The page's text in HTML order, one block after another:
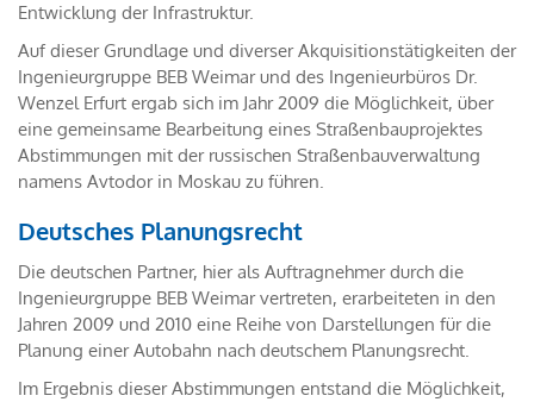
Entwicklung der Infrastruktur.
Auf dieser Grundlage und diverser Akquisitionstätigkeiten der
Ingenieurgruppe BEB Weimar und des Ingenieurbüros Dr.
Wenzel Erfurt ergab sich im Jahr 2009 die Möglichkeit, über
eine gemeinsame Bearbeitung eines Straßenbauprojektes
Abstimmungen mit der russischen Straßenbauverwaltung
namens Avtodor in Moskau zu führen.
Deutsches Planungsrecht
Die deutschen Partner, hier als Auftragnehmer durch die
Ingenieurgruppe BEB Weimar vertreten, erarbeiteten in den
Jahren 2009 und 2010 eine Reihe von Darstellungen für die
Planung einer Autobahn nach deutschem Planungsrecht.
Im Ergebnis dieser Abstimmungen entstand die Möglichkeit,